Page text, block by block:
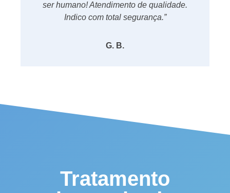
ser humano! Atendimento de qualidade.
Indico com total segurança.”
G. B.
Tratamento